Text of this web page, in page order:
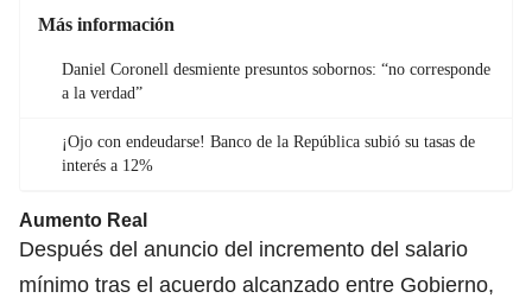
Más información
Daniel Coronell desmiente presuntos sobornos: “no corresponde
a la verdad”
¡Ojo con endeudarse! Banco de la República subió su tasas de
interés a 12%
Aumento Real
Después del anuncio del incremento del salario
mínimo tras el acuerdo alcanzado entre Gobierno,